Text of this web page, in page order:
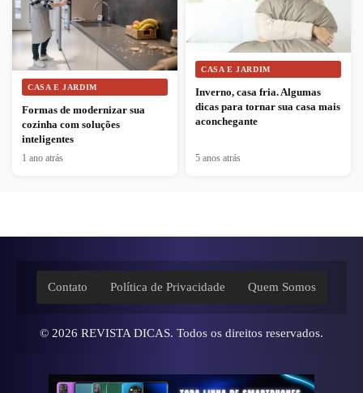
CASA E JARDIM
Formas de modernizar sua
cozinha com soluções
inteligentes
1 ano atrás
CASA E JARDIM
Inverno, casa fria. Algumas
dicas para tornar sua casa mais
aconchegante
5 anos atrás
Contato Política de Privacidade Quem Somos
© 2026 REVISTA DICAS. Todos os direitos reservados.